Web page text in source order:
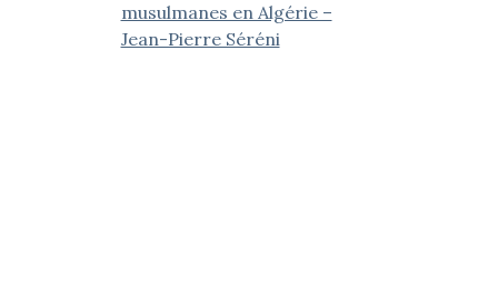
musulmanes en Algérie –
Jean-Pierre Séréni